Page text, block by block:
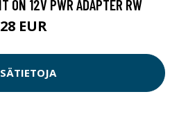
ON 12V PWR ADAPTER RW
28 EUR